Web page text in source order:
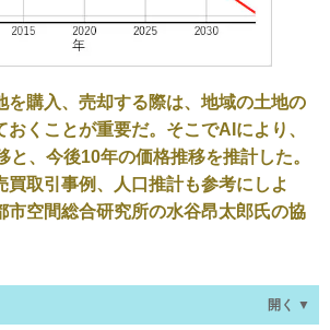
を購入、売却する際は、地域の土地の
くことが重要だ。そこでAIにより、
と、今後10年の価格推移を推計した。
買取引事例、人口推計も参考にしよ
市空間総合研究所の水谷昂太郎氏の協
開く ▼